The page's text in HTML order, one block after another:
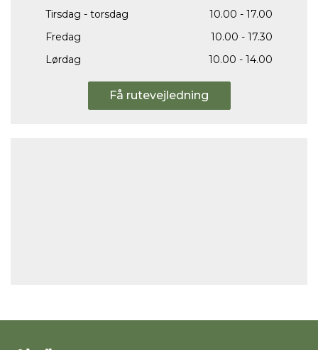
Tirsdag - torsdag
10.00 - 17.00
Fredag
10.00 - 17.30
Lørdag
10.00 - 14.00
Få rutevejledning